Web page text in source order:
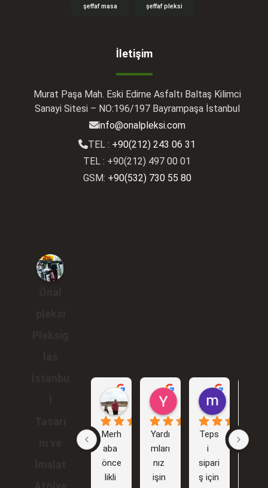
şeffaf masa şeffaf pleksi
İletişim
Murat Paşa Mah. Eski Edirne Asfaltı Baltaş Kilimci
Sanayi Sitesi – NO:196/197 Bayrampaşa İstanbul
info@onalpleksi.com
TEL : +90(212) 243 06 31
TEL : +90(212) 497 00 01
GSM: +90(532) 730 55 80
Gökhan Araçlı
1 yıl önce
Merh
aba
önce
likli
Yunus Karakuş
2 yıl önce
Yardı
mları
nız
işin
murat
Teps
i
sipari
ş için